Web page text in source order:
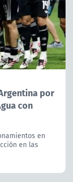
por
con
en
en las